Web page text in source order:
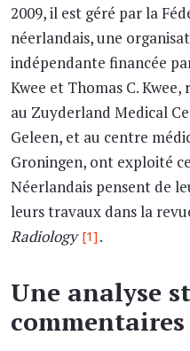
2009, il est géré par la
néerlandais, une
indépendante financée
Kwee et Thomas C.
au Zuyderland Medical
Geleen, et au centre
Groningen, ont exploité
Néerlandais pensent de
leurs travaux dans la
Radiology [1].
Une analyse
commentaires